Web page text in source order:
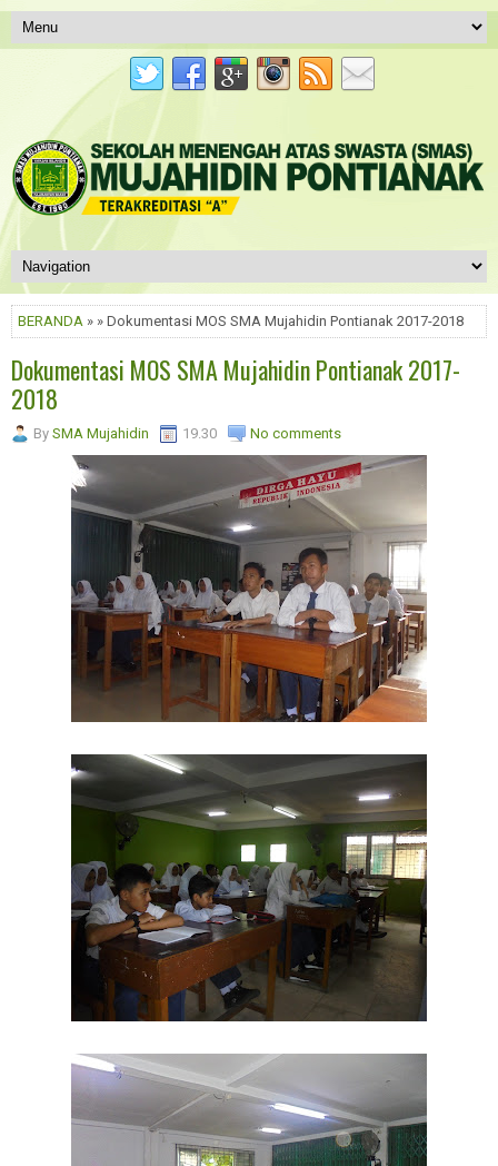
BERANDA » » Dokumentasi MOS SMA Mujahidin Pontianak 2017-2018
Dokumentasi MOS SMA Mujahidin Pontianak 2017-
2018
By SMA Mujahidin 19.30 No comments